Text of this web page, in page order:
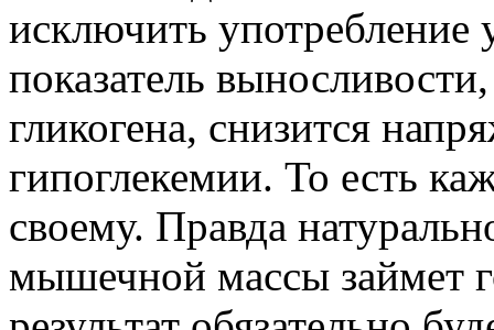
исключить употребление
показатель
гликогена, снизится
гипоглекемии. То есть
своему. Правда
мышечной массы займет